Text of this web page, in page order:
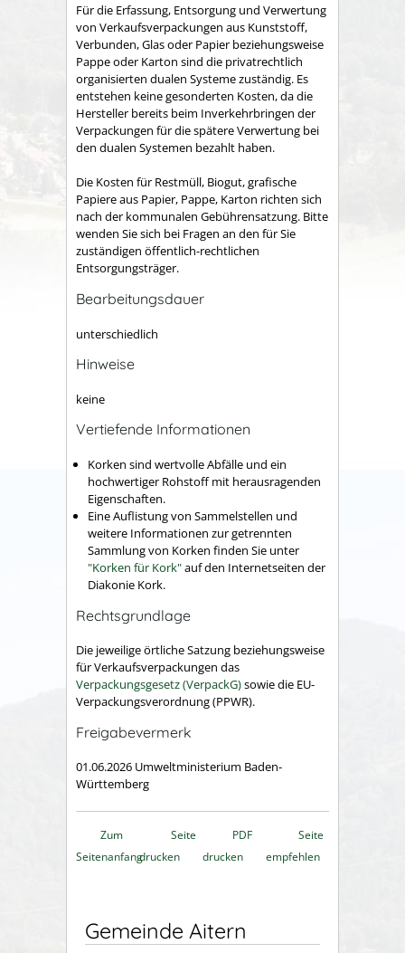
Für die Erfassung, Entsorgung und Verwertung
von Verkaufsverpackungen aus Kunststoff,
Verbunden, Glas oder Papier beziehungsweise
Pappe oder Karton sind die privatrechtlich
organisierten dualen Systeme zuständig. Es
entstehen keine gesonderten Kosten, da die
Hersteller bereits beim Inverkehrbringen der
Verpackungen für die spätere Verwertung bei
den dualen Systemen bezahlt haben.
Die Kosten für Restmüll, Biogut, grafische
Papiere aus Papier, Pappe, Karton richten sich
nach der kommunalen Gebührensatzung. Bitte
wenden Sie sich bei Fragen an den für Sie
zuständigen öffentlich-rechtlichen
Entsorgungsträger.
Bearbeitungsdauer
unterschiedlich
Hinweise
keine
Vertiefende Informationen
Korken sind wertvolle Abfälle und ein
hochwertiger Rohstoff mit herausragenden
Eigenschaften.
Eine Auflistung von Sammelstellen und
weitere Informationen zur getrennten
Sammlung von Korken finden Sie unter
"Korken für Kork"auf den Internetseiten der
Diakonie Kork.
Rechtsgrundlage
Die jeweilige örtliche Satzung beziehungsweise
für Verkaufsverpackungen das
Verpackungsgesetz (VerpackG)sowie die EU-
Verpackungsverordnung (PPWR).
Freigabevermerk
01.06.2026 Umweltministerium Baden-
Württemberg
Zum
Seitenanfang
Seite
drucken
PDF
drucken
Seite
empfehlen
Gemeinde Aitern